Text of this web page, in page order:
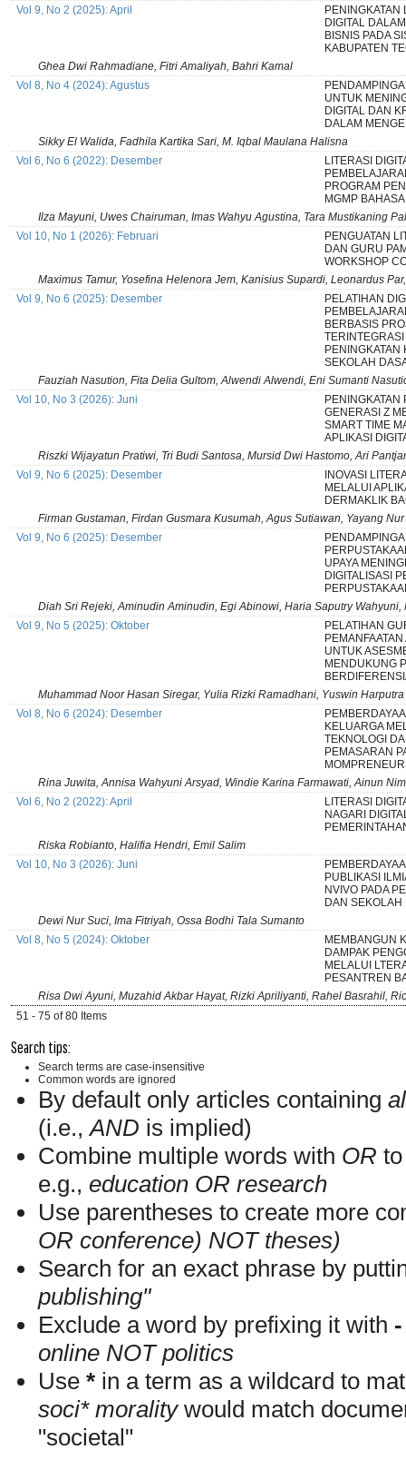
Vol 9, No 2 (2025): April
DIGITAL
BISNIS PADA
KABUPATEN
Ghea Dwi Rahmadiane, Fitri Amaliyah, Bahri Kamal
Vol 8, No 4 (2024): Agustus
UNTUK
DIGITAL DAN
DALAM
Sikky El Walida, Fadhila Kartika Sari, M. Iqbal Maulana Halisna
Vol 6, No 6 (2022): Desember
LITERASI
PROGRAM
MGMP
Ilza Mayuni, Uwes Chairuman, Imas Wahyu Agustina, Tara Mustikaning
Vol 10, No 1 (2026): Februari
PENGUATAN
DAN GURU
WORKSHOP
Maximus Tamur, Yosefina Helenora Jem, Kanisius Supardi, Leonardus
Vol 9, No 6 (2025): Desember
PELATIHAN
BERBASIS
PENINGKATAN
SEKOLAH
Fauziah Nasution, Fita Delia Gultom, Alwendi Alwendi, Eni Sumanti
Vol 10, No 3 (2026): Juni
PENINGKATAN
GENERASI Z
SMART TIME
APLIKASI
Riszki Wijayatun Pratiwi, Tri Budi Santosa, Mursid Dwi Hastomo, Ari
Vol 9, No 6 (2025): Desember
INOVASI
MELALUI
DERMAKLIK
Firman Gustaman, Firdan Gusmara Kusumah, Agus Sutiawan, Yayang
Vol 9, No 6 (2025): Desember
UPAYA
DIGITALISASI
Diah Sri Rejeki, Aminudin Aminudin, Egi Abinowi, Haria Saputry Wahyuni,
Vol 9, No 5 (2025): Oktober
PELATIHAN
UNTUK
MENDUKUNG
Muhammad Noor Hasan Siregar, Yulia Rizki Ramadhani, Yuswin Harputra
Vol 8, No 6 (2024): Desember
KELUARGA
TEKNOLOGI
PEMASARAN
Rina Juwita, Annisa Wahyuni Arsyad, Windie Karina Farmawati, Ainun
Vol 6, No 2 (2022): April
LITERASI
NAGARI
Riska Robianto, Halifia Hendri, Emil Salim
Vol 10, No 3 (2026): Juni
PUBLIKASI
NVIVO PADA
DAN SEKOLAH
Dewi Nur Suci, Ima Fitriyah, Ossa Bodhi Tala Sumanto
Vol 8, No 5 (2024): Oktober
MEMBANGUN
DAMPAK
MELALUI
PESANTREN
Risa Dwi Ayuni, Muzahid Akbar Hayat, Rizki Apriliyanti, Rahel Basrahil,
51 - 75 of 80 Items
Search tips:
Search terms are case-insensitive
Common words are ignored
By default only articles containing
(i.e.,AND is implied)
Combine multiple words with OR
e.g., education OR research
Use parentheses to create more
OR conference) NOT theses)
Search for an exact phrase by
publishing"
Exclude a word by prefixing it with -
online NOT politics
Use * in a term as a wildcard to
soci* moralitywould match
"societal"